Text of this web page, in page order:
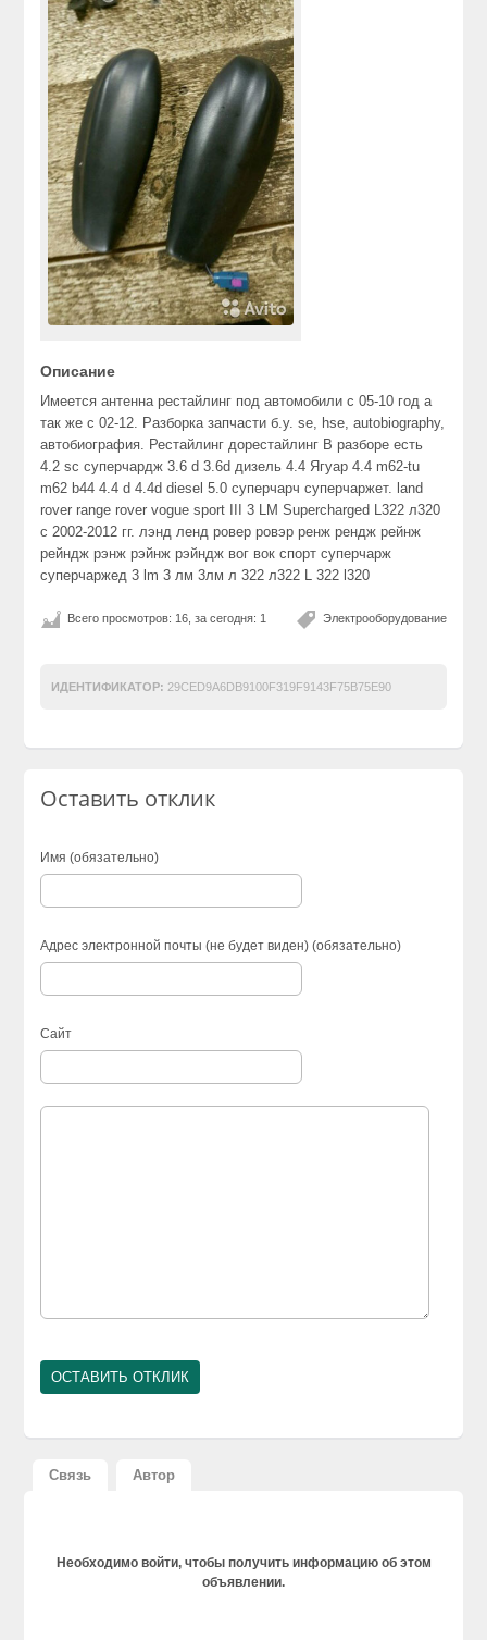
Описание
Имеется антенна рестайлинг под автомобили с 05-10 год а
так же с 02-12. Разборка запчасти б.у. se, hse, autobiography,
автобиография. Рестайлинг дорестайлинг В разборе есть
4.2 sc суперчардж 3.6 d 3.6d дизель 4.4 Ягуар 4.4 m62-tu
m62 b44 4.4 d 4.4d diesel 5.0 суперчарч суперчаржет. land
rover range rover vogue sport III 3 LM Supercharged L322 л320
с 2002-2012 гг. лэнд ленд ровер ровэр ренж рендж рейнж
рейндж рэнж рэйнж рэйндж вог вок спорт суперчарж
суперчаржед 3 lm 3 лм 3лм л 322 л322 L 322 l320
Электрооборудование
Всего просмотров: 16, за сегодня: 1
ИДЕНТИФИКАТОР: 29CED9A6DB9100F319F9143F75B75E90
Оставить отклик
Имя (обязательно)
Адрес электронной почты (не будет виден) (обязательно)
Сайт
Связь Автор
Необходимо войти, чтобы получить информацию об этом
объявлении.